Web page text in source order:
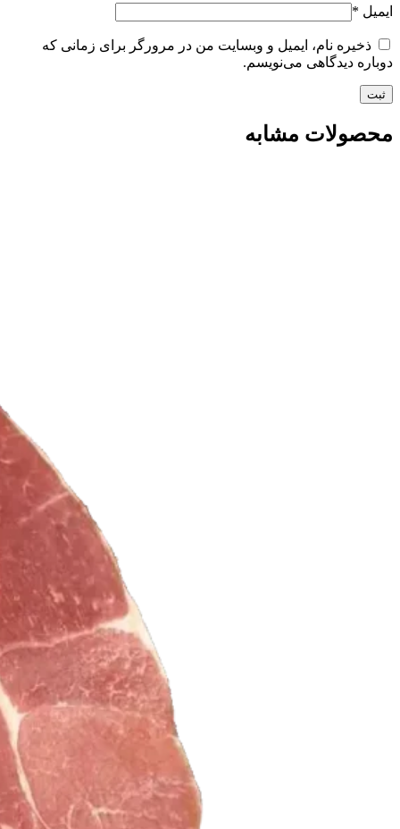
ایمیل *
ذخیره نام، ایمیل و وبسایت من در مرورگر برای زمانی که
دوباره دیدگاهی می‌نویسم.
محصولات مشابه